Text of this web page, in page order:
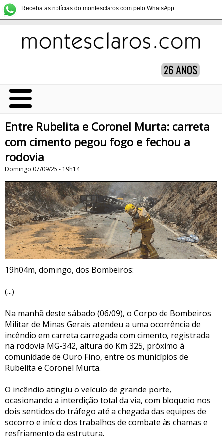
Receba as notícias do montesclaros.com pelo WhatsApp
Entre Rubelita e Coronel Murta: carreta
com cimento pegou fogo e fechou a
rodovia
Domingo 07/09/25 - 19h14
19h04m, domingo, dos Bombeiros:
(...)
Na manhã deste sábado (06/09), o Corpo de Bombeiros
Militar de Minas Gerais atendeu a uma ocorrência de
incêndio em carreta carregada com cimento, registrada
na rodovia MG-342, altura do Km 325, próximo à
comunidade de Ouro Fino, entre os municípios de
Rubelita e Coronel Murta.
O incêndio atingiu o veículo de grande porte,
ocasionando a interdição total da via, com bloqueio nos
dois sentidos do tráfego até a chegada das equipes de
socorro e início dos trabalhos de combate às chamas e
resfriamento da estrutura.